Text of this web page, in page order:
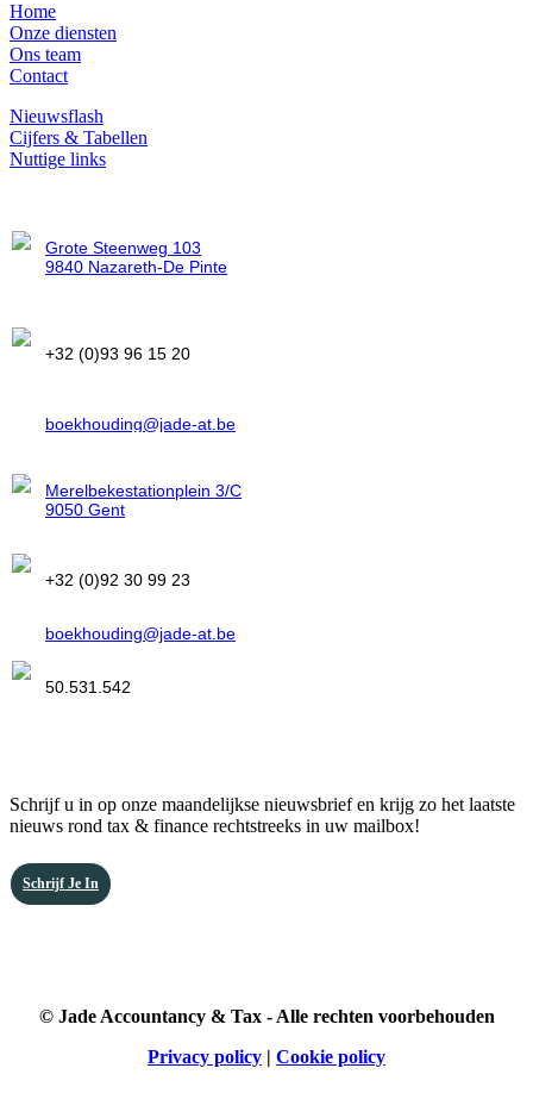
Home
Onze diensten
Ons team
Contact
Nieuwsflash
Cijfers & Tabellen
Nuttige links
Grote Steenweg 103
9840 Nazareth-De Pinte
+32 (0)93 96 15 20
boekhouding@jade-at.be
Merelbekestationplein 3/C
9050 Gent
+32 (0)92 30 99 23
boekhouding@jade-at.be
50.531.542
Schrijf u in op onze maandelijkse nieuwsbrief en krijg zo het laatste
nieuws rond tax & finance rechtstreeks in uw mailbox!
Schrijf Je In
© Jade Accountancy & Tax - Alle rechten voorbehouden
Privacy policy | Cookie policy